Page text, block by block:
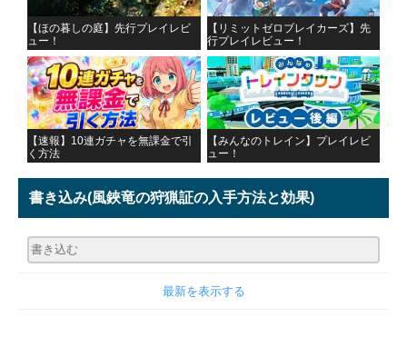
【ほの暮しの庭】先行プレイレビ
ュー！
【リミットゼロブレイカーズ】先
行プレイレビュー！
【速報】10連ガチャを無課金で引
く方法
【みんなのトレイン】プレイレビ
ュー！
書き込み(風鋏竜の狩猟証の入手方法と効果)
最新を表示する